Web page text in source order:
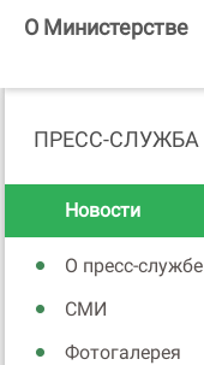
О Министерстве
ПРЕСС-СЛУЖБА
Новости
О пресс-службе
СМИ
Фотогалерея